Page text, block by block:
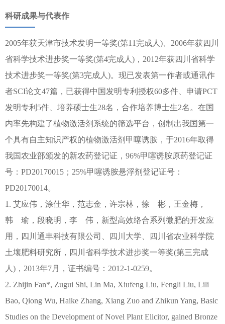
科研成果与代表作
2005年获天津市技术发明一等奖(第11完成人)、2006年获四川
省科学技术进步奖一等奖(第4完成人)，2012年获四川省科学
技术进步奖一等奖(第3完成人)。现已发表第一作者或通讯作
者SCI论文47篇，已获得中国发明专利授权60多件、申请PCT
发明专利5件、培养硕士生28名，合作培养博士生2名。在国
内率先构建了植物激活剂系统的筛选平台，创制出我国第一
个具有自主知识产权的植物激活剂甲噻诱胺，于2016年取得
我国农业部颁发的新农药登记证，96%甲噻诱胺原药登记证
号：PD20170015；25%甲噻诱胺悬浮剂登记证号：
PD20170014。
1. 艾应伟，涂仕华，范志金，许宗林，徐 彬，王金梅，
韩 瑜，段晓明，李 伟，新型高效络合系列微肥的开发应
用，四川通丰科技有限公司、四川大学、四川省农业科学院
土壤肥料研究所，四川省科学技术进步奖一等奖(第三完成
人)，2013年7月，证书编号：2012-1-0259。
2. Zhijin Fan*, Zugui Shi, Lin Ma, Xiufeng Liu, Fengli Liu, Lili
Bao, Qiong Wu, Haike Zhang, Xiang Zuo and Zhikun Yang, Basic
Studies on the Development of Novel Plant Elicitor, gained Bronze